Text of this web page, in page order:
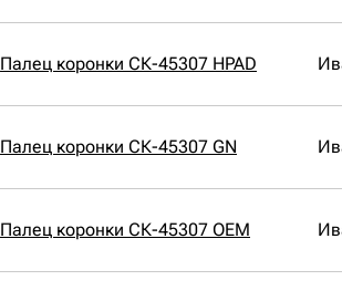
Палец коронки СК-45307 HPAD
Палец коронки СК-45307 GN
Палец коронки СК-45307 OEM